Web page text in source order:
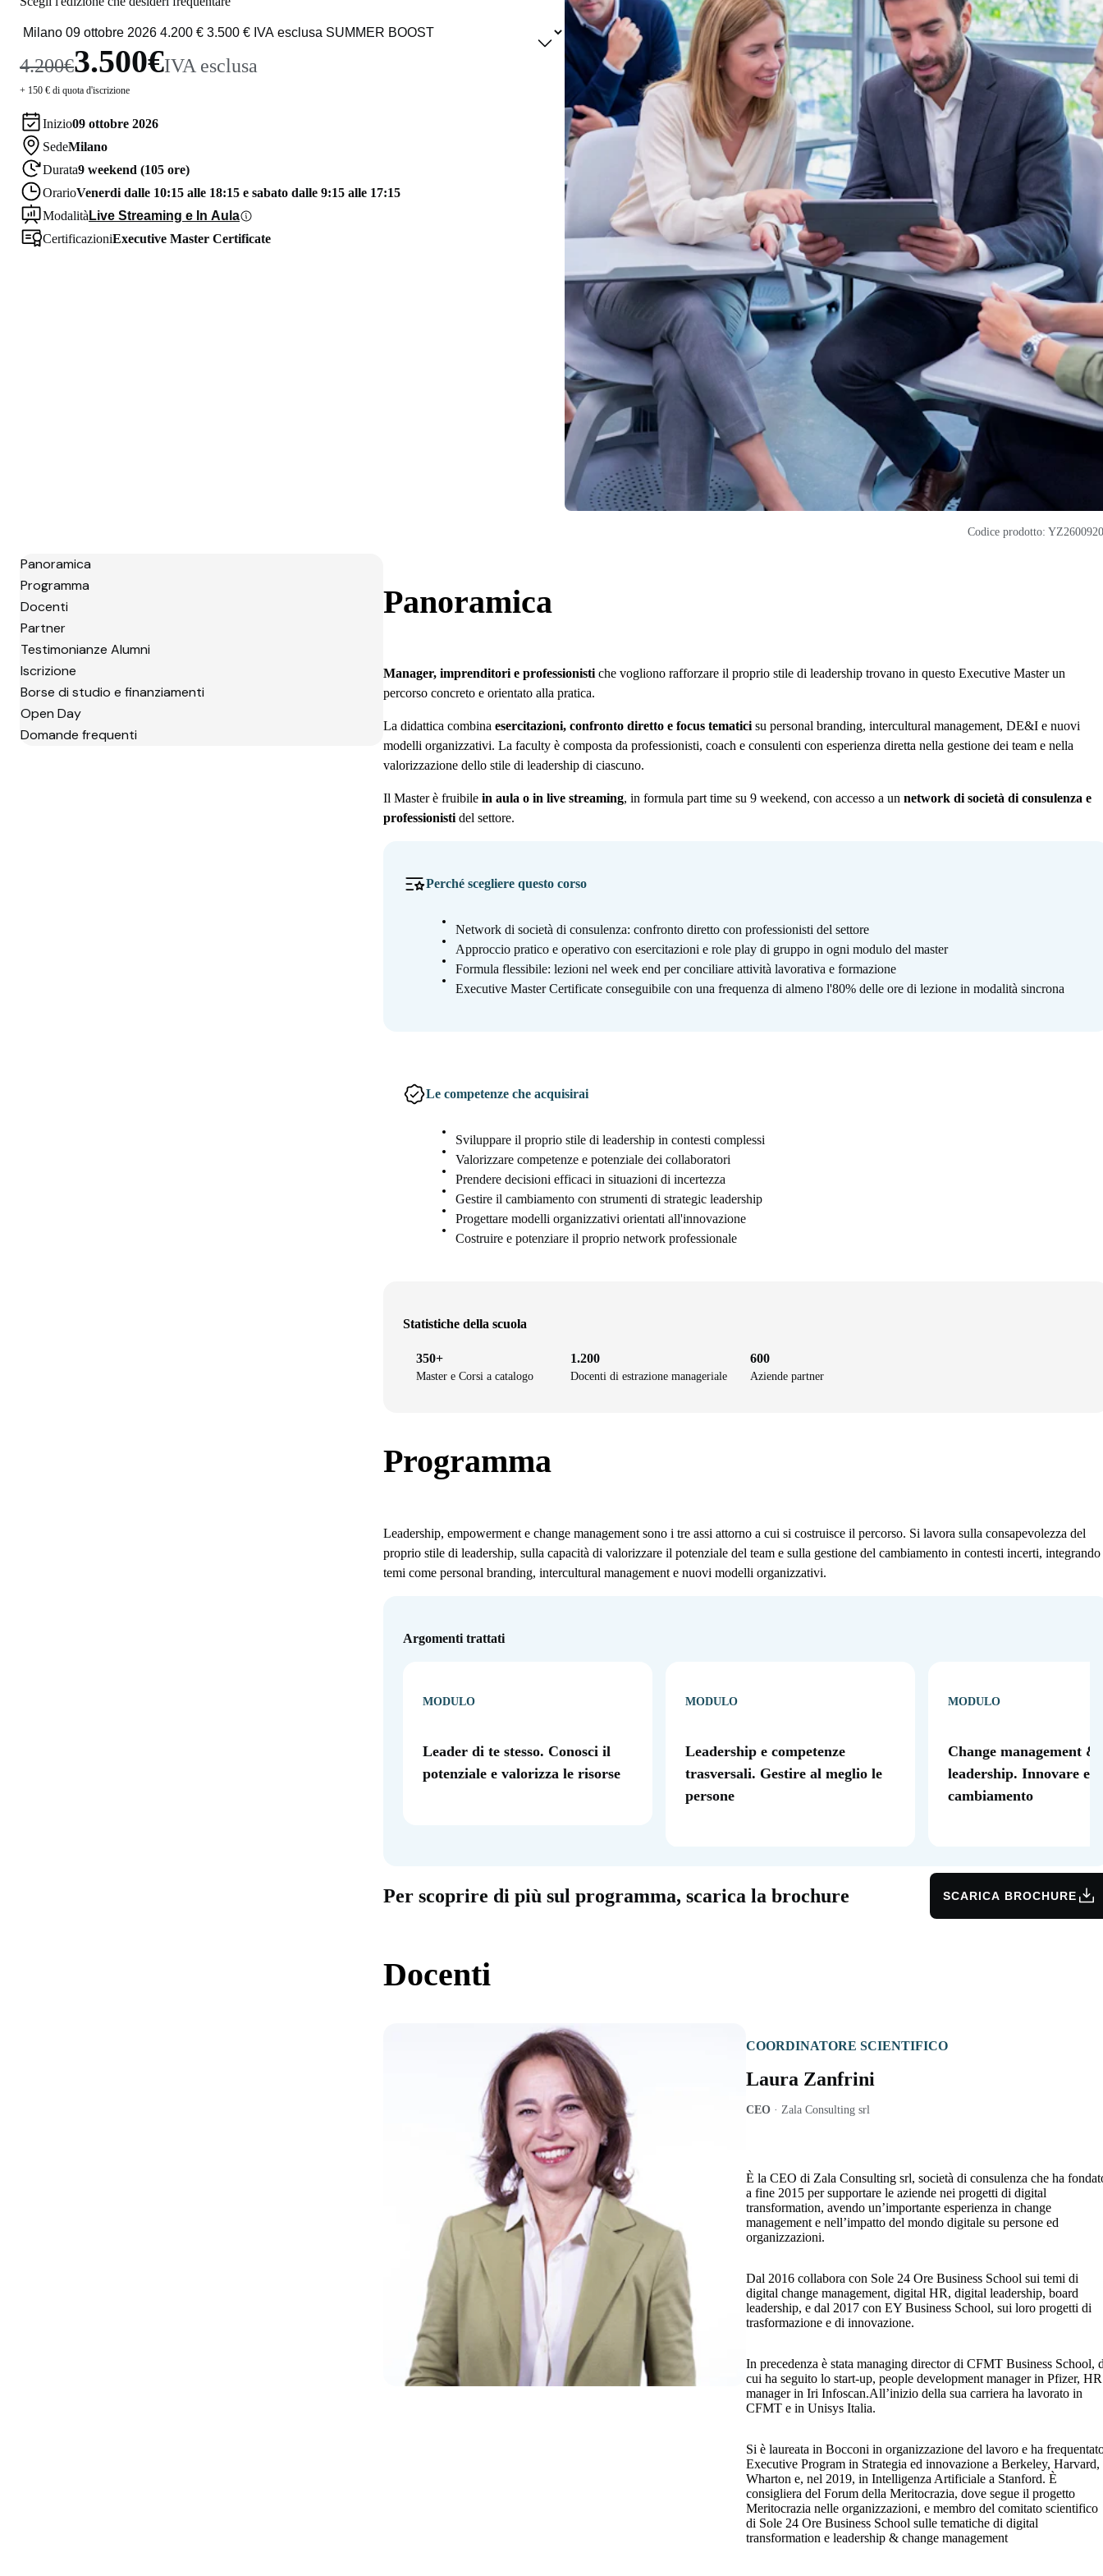
4.200€3.500€IVA esclusa
+ 150 € di quota d'iscrizione
Inizio09 ottobre 2026
SedeMilano
Durata9 weekend (105 ore)
OrarioVenerdi dalle 10:15 alle 18:15 e sabato dalle 9:15 alle 17:15
Modalità Live Streaming e In Aula
CertificazioniExecutive Master Certificate
Codice prodotto:
Panoramica
Programma
Docenti
Partner
Testimonianze Alumni
Iscrizione
Borse di studio e finanziamenti
Open Day
Domande frequenti
Panoramica
Manager, imprenditori e professionistiche vogliono rafforzare il proprio stile di leadership trovano in questo Executive Master un
percorso concreto e orientato alla pratica.
La didattica combina esercitazioni, confronto diretto e focus tematicisu personal branding, intercultural management, DE&I e nuovi
modelli organizzativi. La faculty è composta da professionisti, coach e consulenti con esperienza diretta nella gestione dei team e nella
valorizzazione dello stile di leadership di ciascuno.
Il Master è fruibile in aula o in live streaming, in formula part time su 9 weekend, con accesso a un network di società di consulenza e
professionistidel settore.
Perché scegliere questo corso
Network di società di consulenza: confronto diretto con professionisti del settore
Approccio pratico e operativo con esercitazioni e role play di gruppo in ogni modulo del master
Formula flessibile: lezioni nel week end per conciliare attività lavorativa e formazione
Executive Master Certificate conseguibile con una frequenza di almeno l'80% delle ore di lezione in modalità sincrona
Le competenze che acquisirai
Sviluppare il proprio stile di leadership in contesti complessi
Valorizzare competenze e potenziale dei collaboratori
Prendere decisioni efficaci in situazioni di incertezza
Gestire il cambiamento con strumenti di strategic leadership
Progettare modelli organizzativi orientati all'innovazione
Costruire e potenziare il proprio network professionale
Statistiche della scuola
350+
Master e Corsi a catalogo
1.200
Docenti di estrazione manageriale
600
Aziende partner
Programma
Leadership, empowerment e change management sono i tre assi attorno a cui si costruisce il percorso. Si lavora sulla consapevolezza del
proprio stile di leadership, sulla capacità di valorizzare il potenziale del team e sulla gestione del cambiamento in contesti incerti, integrando
temi come personal branding, intercultural management e nuovi modelli organizzativi.
Argomenti trattati
MODULO
Leader di te stesso. Conosci il
potenziale e valorizza le risorse
MODULO
Leadership e competenze
trasversali. Gestire al meglio le
persone
MODULO
Change management &
leadership. Innovare e
cambiamento
Per scoprire di più sul programma, scarica la brochure SCARICA BROCHURE
Docenti
COORDINATORE SCIENTIFICO
Laura Zanfrini
CEO · Zala Consulting srl
È la CEO di Zala Consulting srl, società di consulenza che ha
a fine 2015 per supportare le aziende nei progetti di digital
transformation, avendo un’importante esperienza in change
management e nell’impatto del mondo digitale su persone ed
organizzazioni.
Dal 2016 collabora con Sole 24 Ore Business School sui temi di
digital change management, digital HR, digital leadership, board
leadership, e dal 2017 con EY Business School, sui loro progetti di
trasformazione e di innovazione.
In precedenza è stata managing director di CFMT Business School,
cui ha seguito lo start-up, people development manager in Pfizer, HR
manager in Iri Infoscan.All’inizio della sua carriera ha lavorato in
CFMT e in Unisys Italia.
Si è laureata in Bocconi in organizzazione del lavoro e ha
Executive Program in Strategia ed innovazione a Berkeley, Harvard,
Wharton e, nel 2019, in Intelligenza Artificiale a Stanford. È
consigliera del Forum della Meritocrazia, dove segue il progetto
Meritocrazia nelle organizzazioni, e membro del comitato scientifico
di Sole 24 Ore Business School sulle tematiche di digital
transformation e leadership & change management